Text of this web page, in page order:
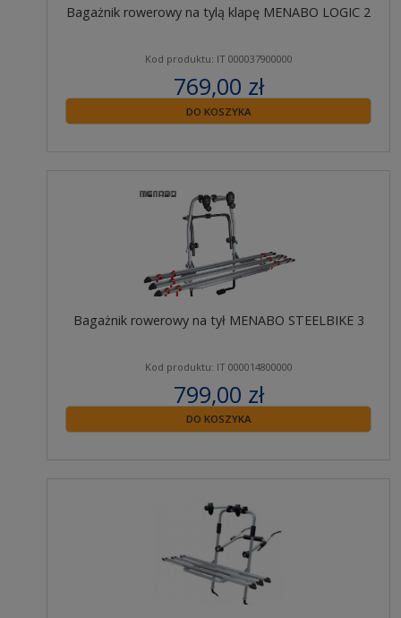
Bagażnik rowerowy na tylą klapę MENABO LOGIC 2
Kod produktu: IT 000037900000
769,00 zł
zawiera 23% VAT
DO KOSZYKA
Bagażnik rowerowy na tył MENABO STEELBIKE 3
Kod produktu: IT 000014800000
799,00 zł
zawiera 23% VAT
DO KOSZYKA